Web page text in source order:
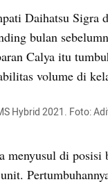
Daihatsu Sigra
bulan
Calya itu
volume di
Hybrid 2021. Foto:
menyusul di posisi